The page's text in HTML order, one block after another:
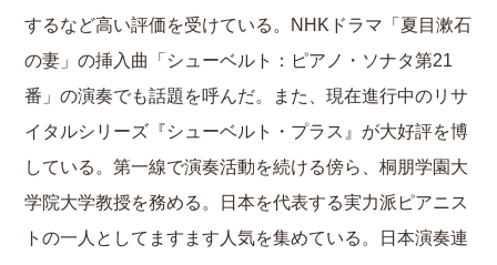
するなど高い評価を受けている。NHKドラマ「夏目漱石
の妻」の挿入曲「シューベルト：ピアノ・ソナタ第21
番」の演奏でも話題を呼んだ。また、現在進行中のリサ
イタルシリーズ『シューベルト・プラス』が大好評を博
している。第一線で演奏活動を続ける傍ら、桐朋学園大
学院大学教授を務める。日本を代表する実力派ピアニス
トの一人としてますます人気を集めている。日本演奏連